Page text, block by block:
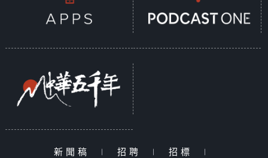
新聞稿 | 招聘 | 招標
|